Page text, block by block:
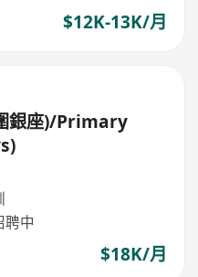
$12K-13K/月
聘中
$18K/月